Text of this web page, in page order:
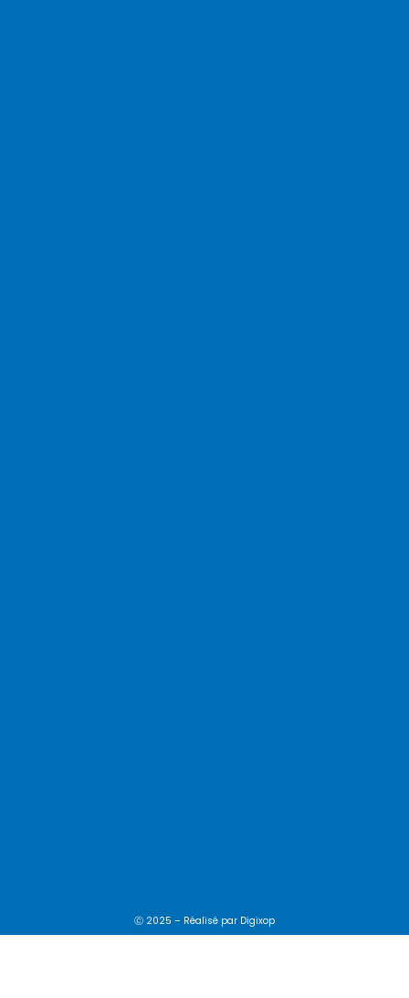
Ⓒ 2025 – Réalisé par Digixop